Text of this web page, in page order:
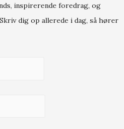
inspirerende foredrag, og
dig op allerede i dag, så hører